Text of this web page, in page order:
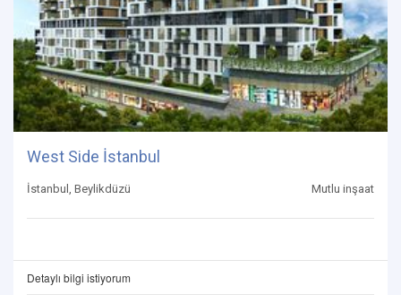
West Side İstanbul
İstanbul, Beylikdüzü Mutlu inşaat
Detaylı bilgi istiyorum